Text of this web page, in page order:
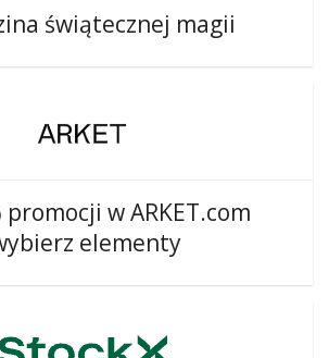
świątecznej magii
promocji w ARKET.com
elementy